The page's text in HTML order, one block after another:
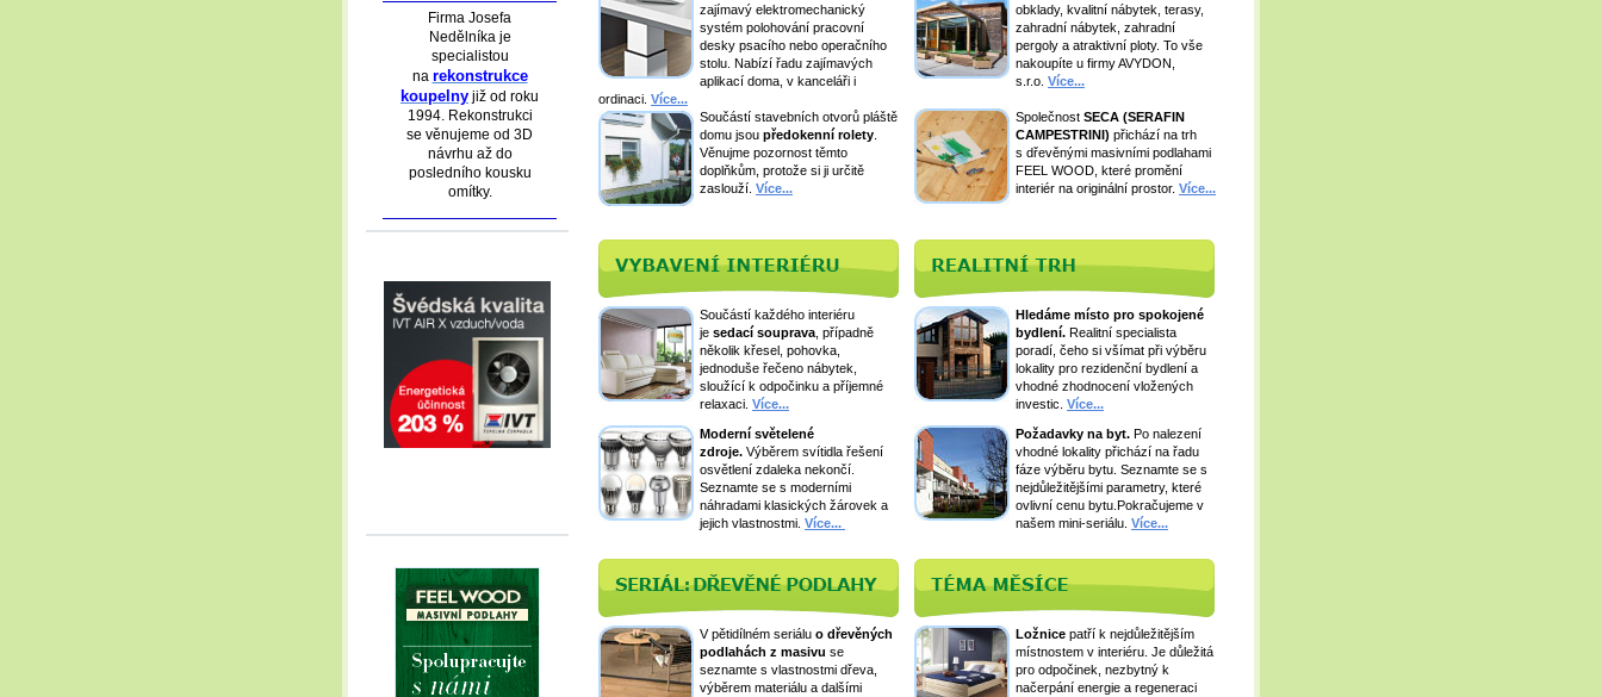
zajímavý elektromechanický
systém polohování pracovní
desky psacího nebo operačního
stolu. Nabízí řadu zajímavých
aplikací doma, v kanceláři i
ordinaci Více...
obklady, kvalitní nábytek, terasy,
zahradní nábytek, zahradní
pergoly a atraktivní ploty. To vše
nakoupíte u firmy AVYDON,
s.r.o. Více...
Součástí stavebních otvorů pláště
domu jsou předokenní rolety
Věnujme pozornost těmto
doplňkům, protože si ji určitě
zaslouží. Více...
Společnost SECA (SERAFIN
CAMPESTRINI) přichází na trh
s dřevěnými masivními podlahami
FEEL WOOD, které promění
interiér na originální prostor. Více...
Součástí každého interiéru
je sedací souprava, případně
několik křesel, pohovka,
jednoduše řečeno nábytek,
sloužící k odpočinku a příjemné
relaxaci. Více...
Hledáme místo pro spokojené
bydlení. Realitní specialista
poradí, čeho si všímat při výběru
lokality pro rezidenční bydlení a
vhodné zhodnocení vložených
investic. Více...
Moderní světelené
zdroje. Výběrem svítidla řešení
osvětlení zdaleka nekončí.
Seznamte se s moderními
náhradami klasických žárovek a
jejich vlastnostmi. Více...
Požadavky na byt. Po nalezení
vhodné lokality přichází na řadu
fáze výběru bytu. Seznamte se s
nejdůležitějšími parametry, které
ovlivní cenu bytu.Pokračujeme v
našem mini-seriálu. Více...
V pětidílném seriálu o dřevěných
podlahách z masivu se
seznamte s vlastnostmi dřeva,
výběrem materiálu a dalšími
Ložnice patří k nejdůležitějším
místnostem v interiéru. Je důležitá
pro odpočinek, nezbytný k
načerpání energie a regeneraci
Firma Josefa
Nedělníka je
specialistou
na rekonstrukce
koupelny již od roku
1994. Rekonstrukci
se věnujeme od 3D
návrhu až do
posledního kousku
omítky.